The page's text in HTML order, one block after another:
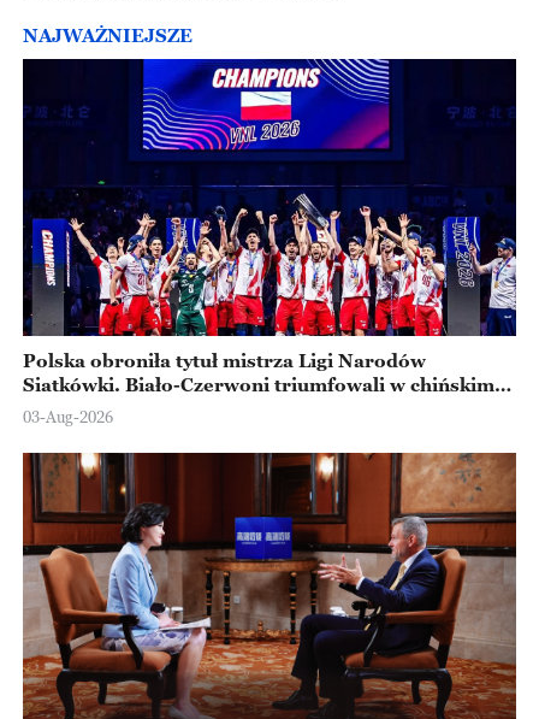
NAJWAŻNIEJSZE
Polska obroniła tytuł mistrza Ligi Narodów
Siatkówki. Biało-Czerwoni triumfowali w chińskim
Ningbo
03-Aug-2026